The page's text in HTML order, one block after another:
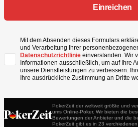
Mit dem Absenden dieses Formulars
und Verarbeitung Ihrer
Datenschutzrichtlinie einverstanden. Wir
Informationen ausschließlich, um auf Ihre
unsere Dienstleistungen zu verbessern.
Ihre ausdrückliche Zustimmung an Dritte
PokerZeit der weltweit größte und
ums Online-Poker. Wir bieten die
Bewertungen der Anbieter und die
PokerZeit gibt es in 23 verchiedenen